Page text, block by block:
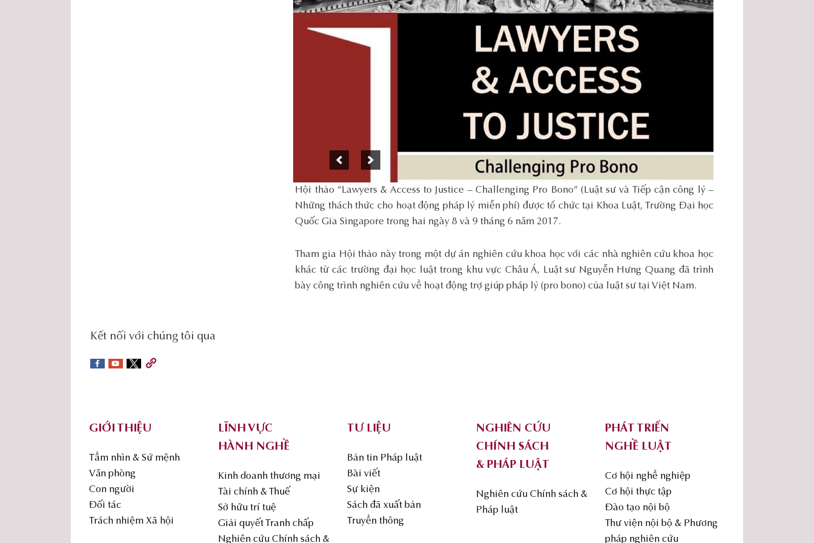
Hội thảo “Lawyers & Access to Justice – Challenging Pro Bono” (Luật sư và Tiếp cận công lý –
Những thách thức cho hoạt động pháp lý miễn phí) được tổ chức tại Khoa Luật, Trường Đại học
Quốc Gia Singapore trong hai ngày 8 và 9 tháng 6 năm 2017.
Tham gia Hội thảo này trong một dự án nghiên cứu khoa học với các nhà nghiên cứu khoa học
khác từ các trường đại học luật trong khu vực Châu Á, Luật sư Nguyễn Hưng Quang đã trình
bày công trình nghiên cứu về hoạt động trợ giúp pháp lý (pro bono) của luật sư tại Việt Nam.
social-
sidebar
Kết nối với chúng tôi qua
GIỚI THIỆU
Tầm nhìn & Sứ mệnh
Văn phòng
Con người
Đối tác
Trách nhiệm Xã hội
LĨNH VỰC
HÀNH NGHỀ
Kinh doanh thương mại
Tài chính & Thuế
Sở hữu trí tuệ
Giải quyết Tranh chấp
Nghiên cứu Chính sách &
TƯ LIỆU
Bản tin Pháp luật
Bài viết
Sự kiện
Sách đã xuất bản
Truyền thông
NGHIÊN CỨU
CHÍNH SÁCH
& PHÁP LUẬT
Nghiên cứu Chính sách &
Pháp luật
PHÁT TRIỂN
NGHỀ LUẬT
Cơ hội nghề nghiệp
Cơ hội thực tập
Đào tạo nội bộ
Thư viện nội bộ & Phương
pháp nghiên cứu